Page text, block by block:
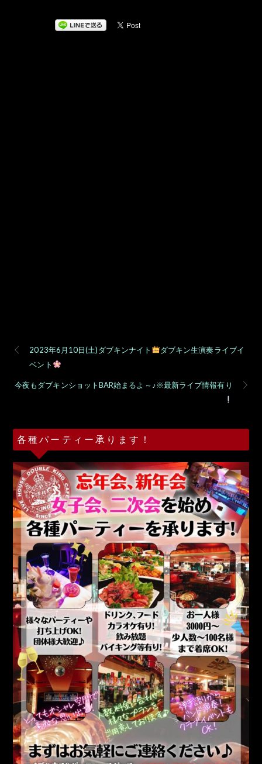
2023年6月10日(土)ダブキンナイト
ダブキン生演奏ライブイ
ベント
今夜もダブキンショットBAR始まるよ～♪※最新ライブ情報有り
各種パーティー承ります！